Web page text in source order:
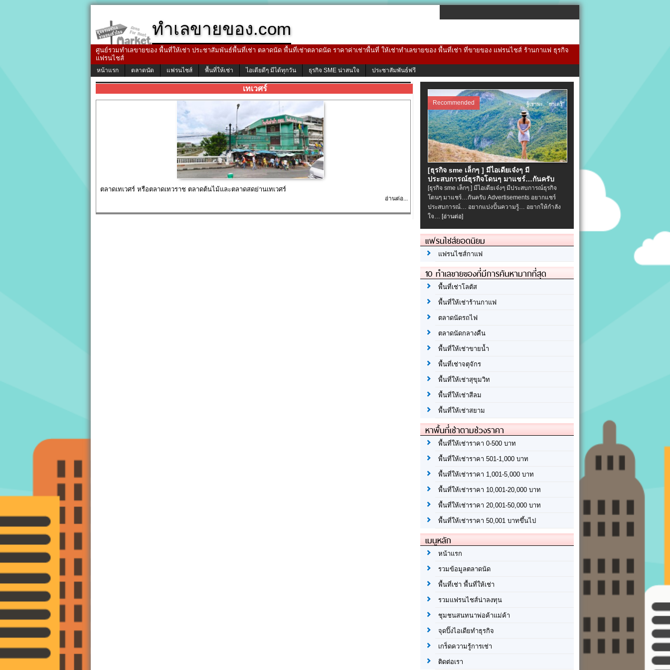
ทำเลขายของ.com
ศูนย์รวมทำเลขายของ พื้นที่ให้เช่า ประชาสัมพันธ์พื้นที่เช่า ตลาดนัด พื้นที่เช่าตลาดนัด ราคาค่าเช่าพื้นที่ ให้เช่าทำเลขายของ พื้นที่เช่า ที่ขายของ แฟรนไชส์ ร้านกาแฟ ธุรกิจ
แฟรนไชส์
หน้าแรก ตลาดนัด แฟรนไชส์ พื้นที่ให้เช่า ไอเดียดีๆ มีได้ทุกวัน ธุรกิจ SME น่าสนใจ ประชาสัมพันธ์ฟรี
เทเวศร์
ตลาดเทเวศร์ หรือตลาดเทวราช ตลาดต้นไม้และตลาดสดย่านเทเวศร์
อ่านต่อ...
Recommended
[ธุรกิจ sme เล็กๆ ] มีไอเดียเจ๋งๆ มี
ประสบการณ์ธุรกิจโดนๆ มาแชร์…กันครับ
[ธุรกิจ sme เล็กๆ ] มีไอเดียเจ๋งๆ มีประสบการณ์ธุรกิจ
โดนๆ มาแชร์…กันครับ Advertisements อยากแชร์
ประสบการณ์… อยากแบ่งปั้นความรู้… อยากให้กำลัง
ใจ… [อ่านต่อ]
แฟรนไชส์ยอดนิยม
แฟรนไชส์กาแฟ
10 ทำเลขายของที่มีการค้นหามากที่สุด
พื้นที่เช่าโลตัส
พื้นที่ให้เช่าร้านกาแฟ
ตลาดนัดรถไฟ
ตลาดนัดกลางคืน
พื้นที่ให้เช่าขายน้ำ
พื้นที่เช่าจตุจักร
พื้นที่ให้เช่าสุขุมวิท
พื้นที่ให้เช่าสีลม
พื้นที่ให้เช่าสยาม
หาพื้นที่เช่าตามช่วงราคา
พื้นที่ให้เช่าราคา 0-500 บาท
พื้นที่ให้เช่าราคา 501-1,000 บาท
พื้นที่ให้เช่าราคา 1,001-5,000 บาท
พื้นที่ให้เช่าราคา 10,001-20,000 บาท
พื้นที่ให้เช่าราคา 20,001-50,000 บาท
พื้นที่ให้เช่าราคา 50,001 บาทขึ้นไป
เมนูหลัก
หน้าแรก
รวมข้อมูลตลาดนัด
พื้นที่เช่า พื้นที่ให้เช่า
รวมแฟรนไชส์น่าลงทุน
ชุมชนสนทนาพ่อค้าแม่ค้า
จุดปิ๊งไอเดียทำธุรกิจ
เกร็ดความรู้การเช่า
ติดต่อเรา